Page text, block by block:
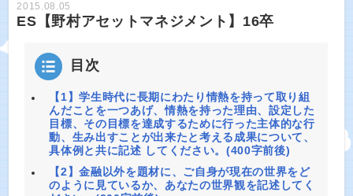
2015.08.05
ES【野村アセットマネジメント】16卒
目次
【1】学生時代に長期にわたり情熱を持って取り組
んだことを一つあげ、情熱を持った理由、設定した
目標、その目標を達成するために行った主体的な行
動、生み出すことが出来たと考える成果について、
具体例と共に記述 してください。(400字前後)
【2】金融以外を題材に、ご自身が現在の世界をど
のように見ているか、あなたの世界観を記述してく